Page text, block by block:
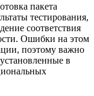
пакета
тестирования,
соответствия
Ошибки на этом
поэтому важно
в